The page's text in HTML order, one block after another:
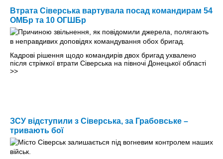
Втрата Сіверська вартувала посад командирам 54
ОМБр та 10 ОГШБр
Кадрові рішення щодо командирів двох бригад ухвалено
після стрімкої втрати Сіверська на півночі Донецької області
>>
ЗСУ відступили з Сіверська, за Грабовське –
тривають бої